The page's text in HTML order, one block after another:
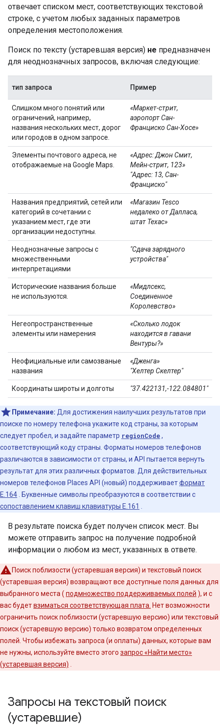
отвечает списком мест, соответствующих текстовой
строке, с учетом любых заданных параметров
определения местоположения.
Поиск по тексту (устаревшая версия) не предназначен
для неоднозначных запросов, включая следующие:
тип запроса Пример
Слишком много понятий или
ограничений, например,
названия нескольких мест, дорог
или городов в одном запросе.
«Маркет-стрит,
аэропорт Сан-
Франциско Сан-Хосе»
Элементы почтового адреса, не
отображаемые на Google Maps.
«Адрес: Джон Смит,
Мейн-стрит, 123»
"Адрес: 13, Сан-
Франциско"
Названия предприятий, сетей или
категорий в сочетании с
указанием мест, где эти
организации недоступны.
«Магазин Tesco
недалеко от Далласа,
штат Техас»
Неоднозначные запросы с
множественными
интерпретациями
"Сдача зарядного
устройства"
Исторические названия больше
не используются.
«Мидлсекс,
Соединенное
Королевство»
Негеопространственные
элементы или намерения
«Сколько лодок
находится в гавани
Вентуры?»
Неофициальные или самозваные
названия
«Дженга»
"Хелтер Скелтер"
Координаты широты и долготы "37.422131,-122.084801"
Примечание: Для достижения наилучших результатов при
поиске по номеру телефона укажите код страны, за которым
следует пробел, и задайте параметр regionCode,
соответствующий коду страны. Форматы номеров телефонов
различаются в зависимости от страны, и API пытается вернуть
результат для этих различных форматов. Для действительных
номеров телефонов Places API (новый) поддерживаетформат
E.164 . Буквенные символы преобразуются в соответствии с
сопоставлением клавиш клавиатуры E.161
В результате поиска будет получен список мест. Вы
можете отправить запрос на получение подробной
информации о любом из мест, указанных в ответе.
Поиск поблизости (устаревшая версия) и текстовый поиск
(устаревшая версия) возвращают все доступные поля данных для
выбранного места ( подмножество поддерживаемых полей ), и с
вас будетвзиматься соответствующая плата. Нет возможности
ограничить поиск поблизости (устаревшую версию) или текстовый
поиск (устаревшую версию) только возвратом определенных
полей. Чтобы избежать запроса (и оплаты) данных, которые вам
не нужны, используйте вместо этого запрос «Найти место»
(устаревшая версия)
Запросы на текстовый поиск
(устаревшие)